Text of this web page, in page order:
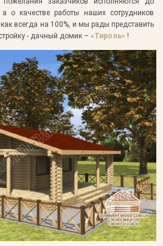
о качестве работы наших сотрудников
всегда на 100%, и мы рады представить
- дачный домик – «Тироль» !